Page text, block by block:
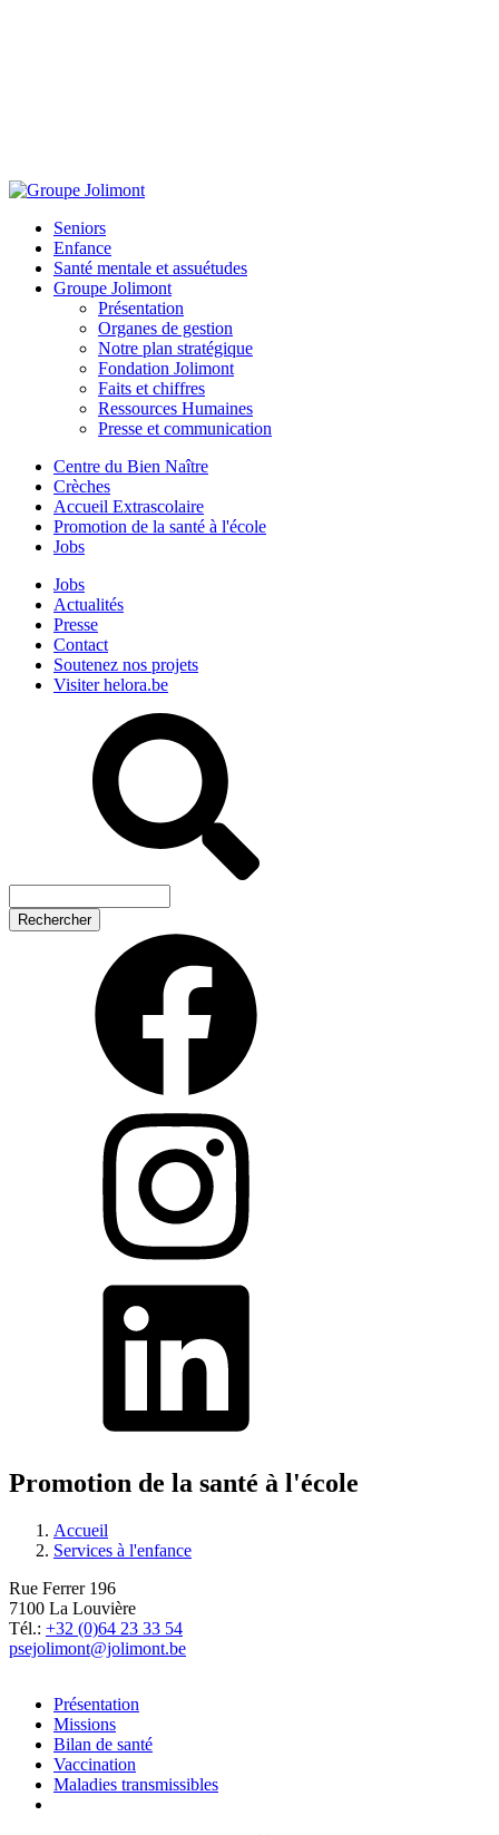
Seniors
Enfance
Santé mentale et assuétudes
Groupe Jolimont
Présentation
Organes de gestion
Notre plan stratégique
Fondation Jolimont
Faits et chiffres
Ressources Humaines
Presse et communication
Centre du Bien Naître
Crèches
Accueil Extrascolaire
Promotion de la santé à l'école
Jobs
Jobs
Actualités
Presse
Contact
Soutenez nos projets
Visiter helora.be
Promotion de la santé à l'école
Fil
d'Ariane
Accueil
Services à l'enfance
Rue Ferrer 196
7100 La Louvière
Tél.: +32 (0)64 23 33 54
psejolimont@jolimont.be
Présentation
Missions
Bilan de santé
Vaccination
Maladies transmissibles